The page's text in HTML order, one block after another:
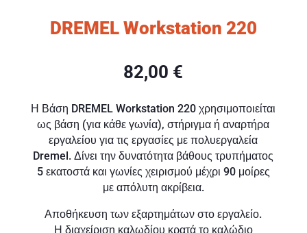
DREMEL Workstation 220
82,00 €
Η Βάση DREMEL Workstation 220 χρησιμοποιείται
ως βάση (για κάθε γωνία), στήριγμα ή αναρτήρα
εργαλείου για τις εργασίες με πολυεργαλεία
Dremel. Δίνει την δυνατότητα βάθους τρυπήματος
5 εκατοστά και γωνίες χειρισμού μέχρι 90 μοίρες
με απόλυτη ακρίβεια.
Αποθήκευση των εξαρτημάτων στο εργαλείο.
Η διαχείριση καλωδίου κρατά το καλώδιο